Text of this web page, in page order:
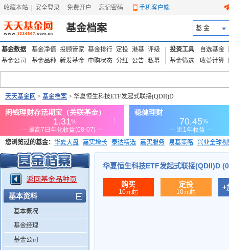
收藏本站 安全登录 免费开户 忘记密码 手机客户端
基金档案 基 金
基金数据 基金净值 投顾管家 基金排行 定投 港基 评级
基金公司
基金品种 新发基金 申购状态 分红 公告 私募
投资工具 自选基金
基金筛选
收益计算
天天基金网 > 基金档案 > 华夏恒生科技ETF发起式联接(QDII)D
您浏览过的基金： 华夏大盘 嘉实增长 泰达精选 嘉实服务 易基策略 兴业全球
添富优势 华安宏利 上证180价值ETF
返回基金品种页
基本资料
基本概况
基金经理
基金公司
华夏恒生科技ETF发起式联接(QDII)D
购买
10元起
定投
10元起
+